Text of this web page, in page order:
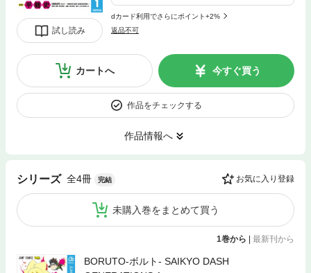
試し読み
dカード利用でさらにポイント+2%
返品不可
カートへ 今すぐ買う
作品をチェックする
作品情報へ
シリーズ 全4冊 完結 お気に入り登録
未購入巻をまとめて買う
1巻から 最新刊から
BORUTO-ボルト- SAIKYO DASH